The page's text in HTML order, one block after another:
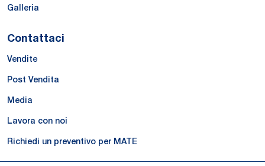
Galleria
Contattaci
Vendite
Post Vendita
Media
Lavora con noi
Richiedi un preventivo per MATE